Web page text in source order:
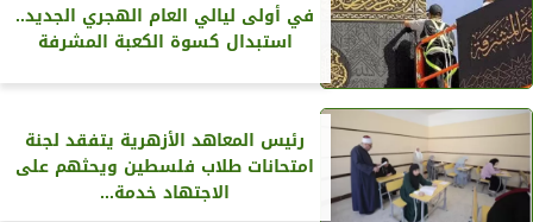
في أولى ليالي العام الهجري الجديد..
استبدال كسوة الكعبة المشرفة
رئيس المعاهد الأزهرية يتفقد لجنة
امتحانات طلاب فلسطين ويحثهم على
الاجتهاد خدمة...